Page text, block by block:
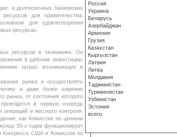
и долгосрочных банковских
для правительства,
для удовлетворения
ресурсах.
ресурсов в экономике. Он
в рабочие инвестиции.
затрат, возникающих в
рынка и осуществлять
и даже более широкие
рынка, от состояния которого
в первую очередь
и жесткого контроля.
как Комиссия по ценным
30-х годов функционирует
Конгресса США и Комиссии по
Россия
Украина
Беларусь
Азербайджан
Армения
Грузия
Казахстан
Кыргызстан
Латвия
Литва
Молдавия
Таджикистан
Туркменистан
Узбекистан
Эстония
всего